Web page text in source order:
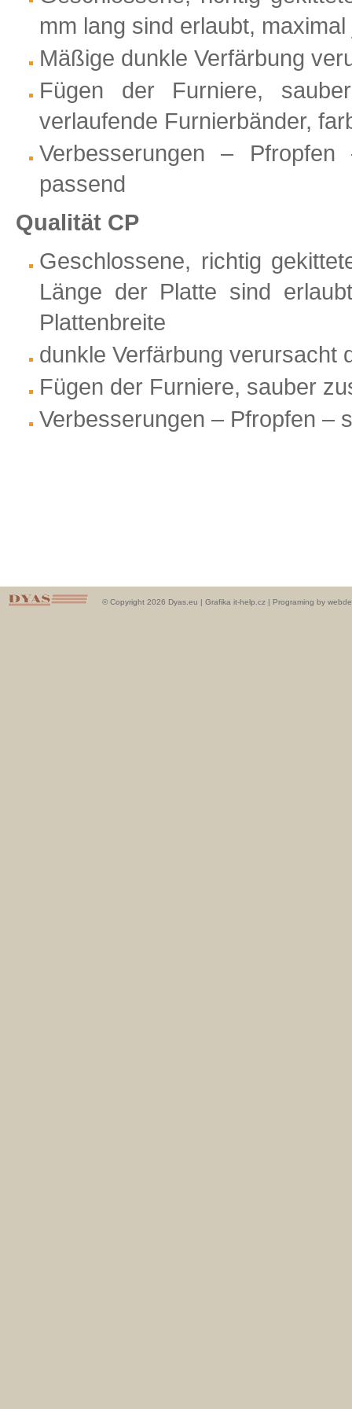
mm lang sind erlaubt,
Mäßige dunkle Verfärbung
Fügen der Furniere,
verlaufende Furnierbänder,
Verbesserungen –
passend
Qualität CP
Geschlossene, richtig
Länge der Platte sind
Plattenbreite
dunkle Verfärbung verursacht
Fügen der Furniere, sauber
Verbesserungen – Pfropfen –
© Copyright 2026 Dyas.eu | Grafika it-help.cz | Programing by